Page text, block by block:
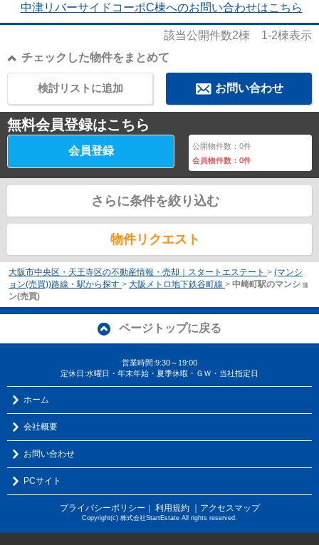
中津リバーサイドコーポC棟へのお問い合わせはこちら
該当公開件数2棟 1-2棟表示
チェックした物件をまとめて
お問い合わせ
検討リストに追加
無料会員登録はこちら
会員登録 公開物件数：0件
会員物件数：0件
さらに条件を絞り込む
物件リクエスト
大阪市中央区・天王寺区の不動産情報・売却｜スタートエステート > (マンシ
ョン(売買))路線・駅から探す > 大阪メトロ地下鉄谷町線 > 中崎町駅のマンショ
ン(売買)
ページトップに戻る
営業時間:9:30～19:00
定休日:水曜日・年末年始・夏季休暇・ＧＷ・当社指定日
ホーム
会社概要
お問い合わせ
PCサイト
プライバシーポリシー ｜ 利用規約 ｜アクセスマップ
Copyright(c) 株式会社StartEstate All rights reserved.